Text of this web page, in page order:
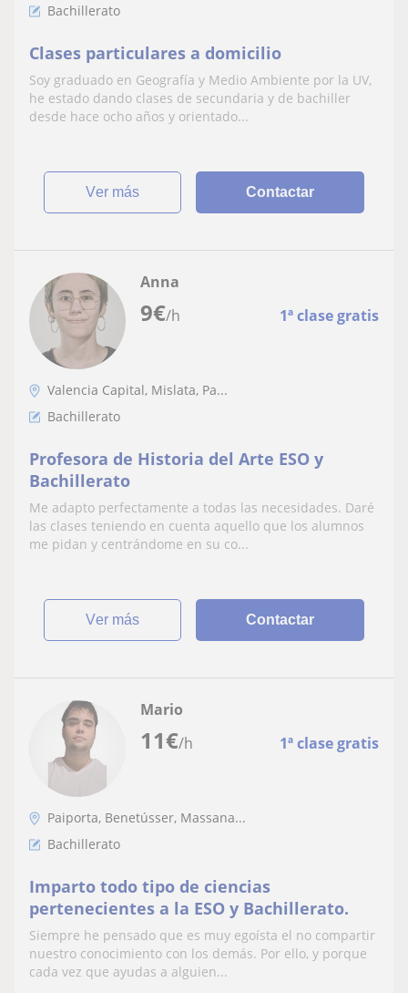
Bachillerato
Clases particulares a domicilio
Soy graduado en Geografía y Medio Ambiente por la UV,
he estado dando clases de secundaria y de bachiller
desde hace ocho años y orientado...
ver más Contactar
9€/h 1ª clase gratis
Anna
Valencia Capital, Mislata, Pa...
Bachillerato
Profesora de Historia del Arte ESO y
Bachillerato
Me adapto perfectamente a todas las necesidades. Daré
las clases teniendo en cuenta aquello que los alumnos
me pidan y centrándome en su co...
ver más Contactar
11€/h 1ª clase gratis
Mario
Paiporta, Benetússer, Massana...
Bachillerato
Imparto todo tipo de ciencias
pertenecientes a la ESO y Bachillerato.
Siempre he pensado que es muy egoísta el no compartir
nuestro conocimiento con los demás. Por ello, y porque
cada vez que ayudas a alguien...